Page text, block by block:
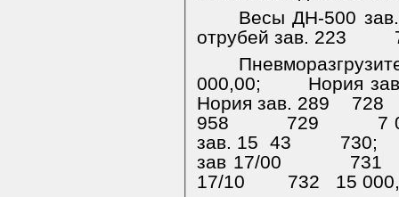
Весы ДН-500
отрубей зав. 223
000,00;
Нория
Нория зав. 289
728
958
729
7
зав. 15 43
730;
зав 17/00
731
17/10
732
15